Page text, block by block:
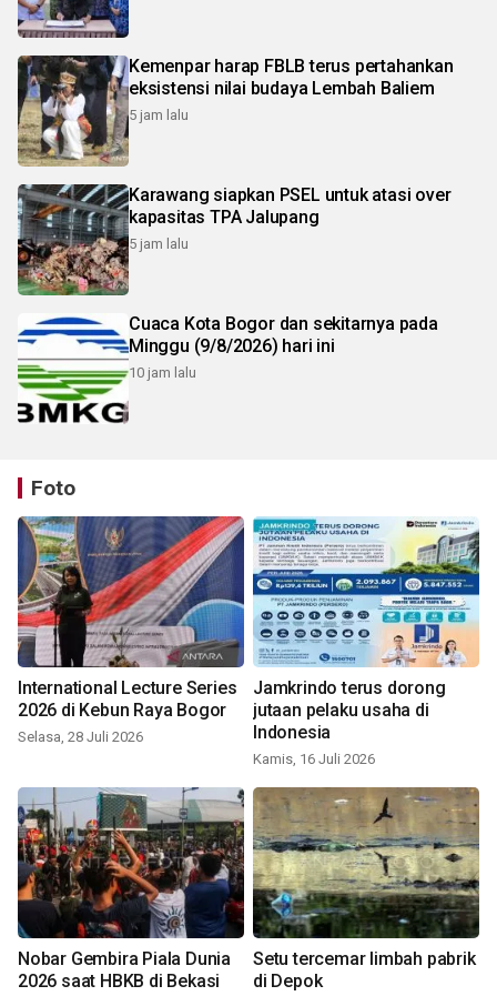
Kemenpar harap FBLB terus pertahankan
eksistensi nilai budaya Lembah Baliem
5 jam lalu
Karawang siapkan PSEL untuk atasi over
kapasitas TPA Jalupang
5 jam lalu
Cuaca Kota Bogor dan sekitarnya pada
Minggu (9/8/2026) hari ini
10 jam lalu
Foto
International Lecture Series
2026 di Kebun Raya Bogor
Selasa, 28 Juli 2026
Jamkrindo terus dorong
jutaan pelaku usaha di
Indonesia
Kamis, 16 Juli 2026
Nobar Gembira Piala Dunia
2026 saat HBKB di Bekasi
Setu tercemar limbah pabrik
di Depok